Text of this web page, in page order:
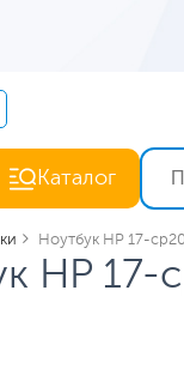
Каталог
Ноутбук HP 17-
HP 17-